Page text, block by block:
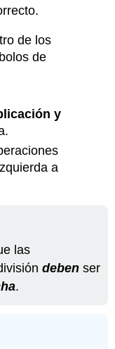
de los
de
y
a
las
deben ser
.